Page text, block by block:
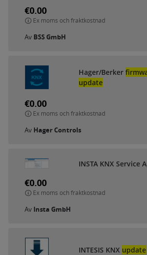
€0.00
Ex moms och fraktkostnad
Av BSS GmbH
Hager/Berker
update
€0.00
Ex moms och fraktkostnad
Av Hager Controls
INSTA KNX Service
€0.00
Ex moms och fraktkostnad
Av Insta GmbH
INTESIS KNX update